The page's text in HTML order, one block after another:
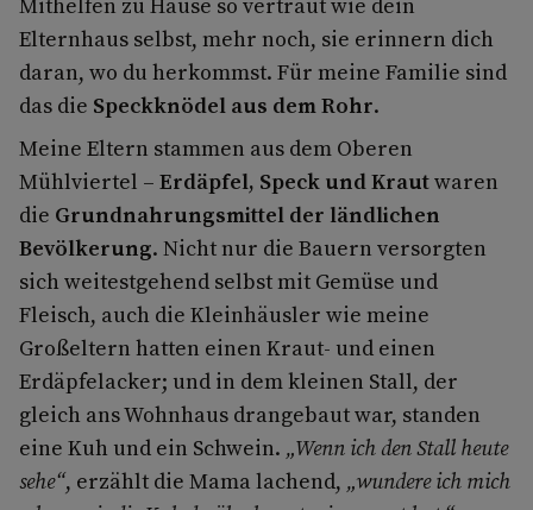
Elternhaus selbst, mehr noch, sie erinnern dich
daran, wo du herkommst. Für meine Familie sind
das die Speckknödel aus dem Rohr.
Meine Eltern stammen aus dem Oberen
Mühlviertel – Erdäpfel, Speck und Krautwaren
die Grundnahrungsmittel der ländlichen
Bevölkerung. Nicht nur die Bauern versorgten
sich weitestgehend selbst mit Gemüse und
Fleisch, auch die Kleinhäusler wie meine
Großeltern hatten einen Kraut- und einen
Erdäpfelacker; und in dem kleinen Stall, der
gleich ans Wohnhaus drangebaut war, standen
eine Kuh und ein Schwein. „Wenn ich den Stall heute
sehe“, erzählt die Mama lachend, „wundere ich mich